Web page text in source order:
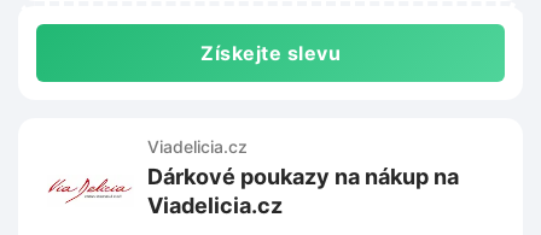
Získejte slevu
Viadelicia.cz
Dárkové poukazy na nákup na
Viadelicia.cz